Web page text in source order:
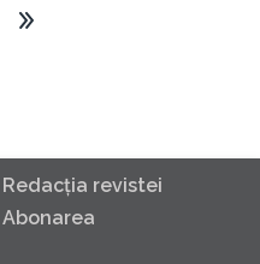
Redacţia revistei
Abonarea